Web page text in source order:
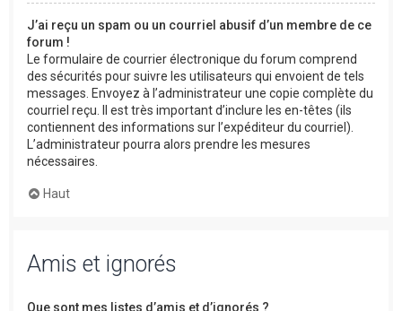
J’ai reçu un spam ou un courriel abusif d’un membre de ce
forum !
Le formulaire de courrier électronique du forum comprend
des sécurités pour suivre les utilisateurs qui envoient de tels
messages. Envoyez à l’administrateur une copie complète du
courriel reçu. Il est très important d’inclure les en-têtes (ils
contiennent des informations sur l’expéditeur du courriel).
L’administrateur pourra alors prendre les mesures
nécessaires.
Haut
Amis et ignorés
Que sont mes listes d’amis et d’ignorés ?